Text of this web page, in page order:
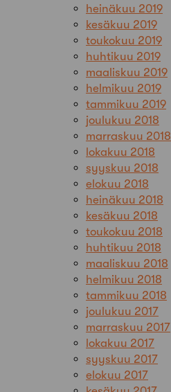
heinäkuu 2019
kesäkuu 2019
toukokuu 2019
huhtikuu 2019
maaliskuu 2019
helmikuu 2019
tammikuu 2019
joulukuu 2018
marraskuu 2018
lokakuu 2018
syyskuu 2018
elokuu 2018
heinäkuu 2018
kesäkuu 2018
toukokuu 2018
huhtikuu 2018
maaliskuu 2018
helmikuu 2018
tammikuu 2018
joulukuu 2017
marraskuu 2017
lokakuu 2017
syyskuu 2017
elokuu 2017